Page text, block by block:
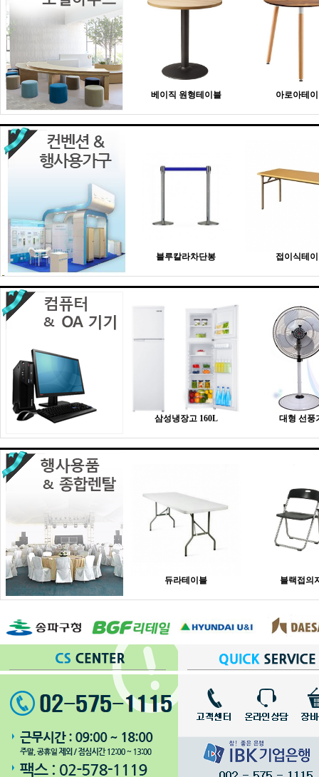
베이직 원형테이블 아로아테
블루칼라차단봉 접이식테
삼성냉장고 160L 대형 선풍
듀라테이블 블랙접의